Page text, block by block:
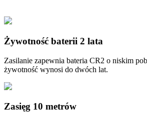
Żywotność baterii 2 lata
Zasilanie zapewnia bateria CR2 o niskim
żywotność wynosi do dwóch lat.
Zasięg 10 metrów